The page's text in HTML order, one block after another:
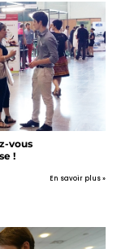
vous
!
En savoir plus »